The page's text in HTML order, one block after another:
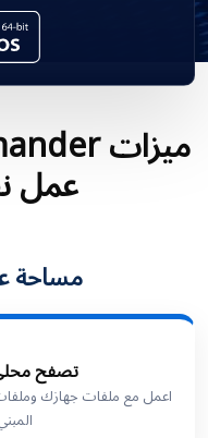
عمل
مساحة
تصفح
اعمل مع ملفات جهازك